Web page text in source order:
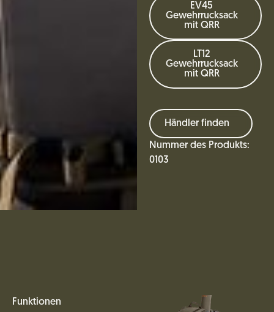
EV45
Gewehrrucksack
mit QRR
LT12
Gewehrrucksack
mit QRR
Händler finden
Nummer des Produkts:
0103
Funktionen